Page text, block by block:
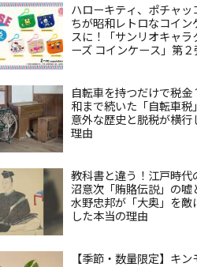
ハローキティ、ポチャッ
ちが昭和レトロなコイン
スに！「サンリオキャラ
ーズ コインケース」第２
自転車を持つだけで税金
和まで続いた「自転車税
意外な歴史と脱税が横行
理由
教科書と違う！江戸時代
沼意次「賄賂伝説」の嘘
水野忠邦が「大奥」を敵
した本当の理由
【季節・数量限定】キン